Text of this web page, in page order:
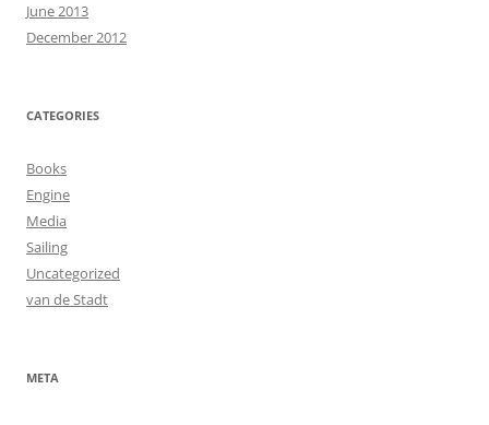
June 2013
December 2012
CATEGORIES
Books
Engine
Media
Sailing
Uncategorized
van de Stadt
META